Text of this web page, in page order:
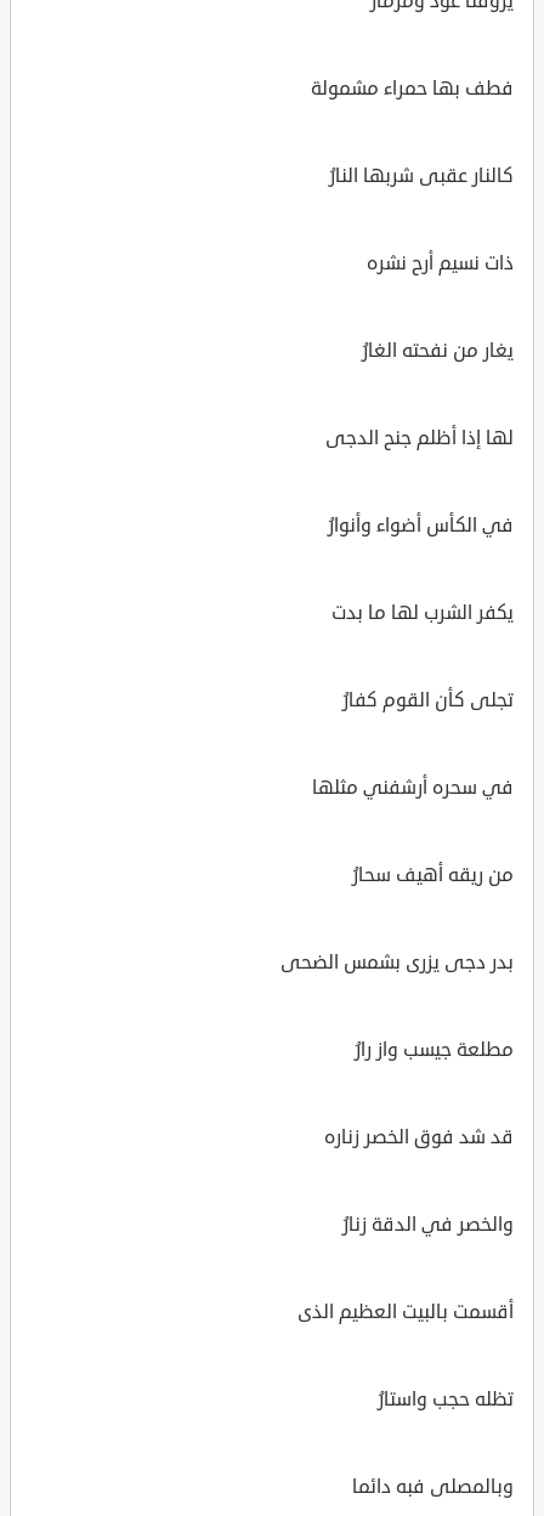
فطف بها حمراء مشمولة
كالنار عقبى شربها النارُ
ذات نسيم أرح نشره
يغار من نفحته الغارُ
لها إذا أظلم جنح الدجى
في الكأس أضواء وأنوارُ
يكفر الشرب لها ما بدت
تجلى كأن القوم كفارُ
في سحره أرشفني مثلها
من ريقه أهيف سحارُ
بدر دجى يزرى بشمس الضحى
مطلعة جيسب واز رارُ
قد شد فوق الخصر زناره
والخصر في الدقة زنارُ
أقسمت بالبيت العظيم الذى
تظله حجب واستارُ
وبالمصلى فبه دائما